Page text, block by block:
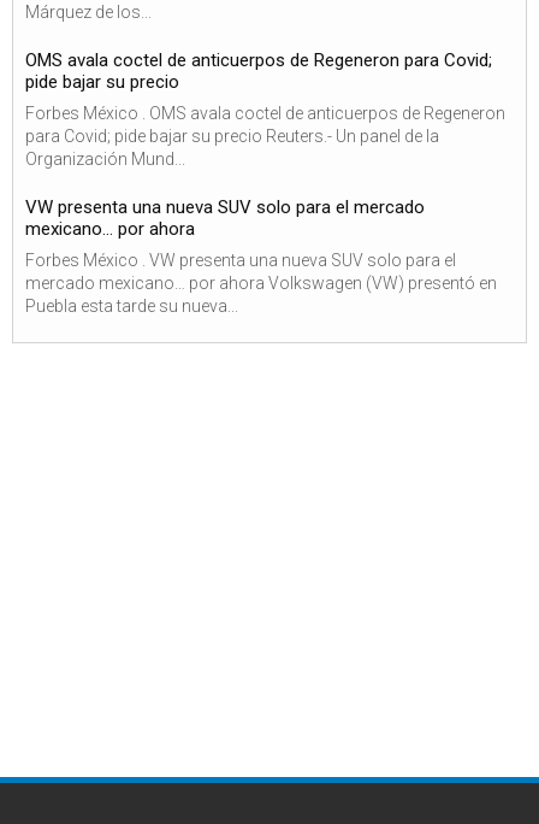
Márquez de los...
OMS avala coctel de anticuerpos de Regeneron para Covid;
pide bajar su precio
Forbes México . OMS avala coctel de anticuerpos de Regeneron
para Covid; pide bajar su precio Reuters.- Un panel de la
Organización Mund...
VW presenta una nueva SUV solo para el mercado
mexicano… por ahora
Forbes México . VW presenta una nueva SUV solo para el
mercado mexicano… por ahora Volkswagen (VW) presentó en
Puebla esta tarde su nueva...